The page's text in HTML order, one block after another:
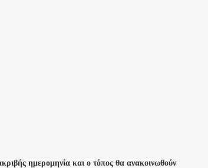
ημερομηνία και ο τόπος θα ανακοινωθούν